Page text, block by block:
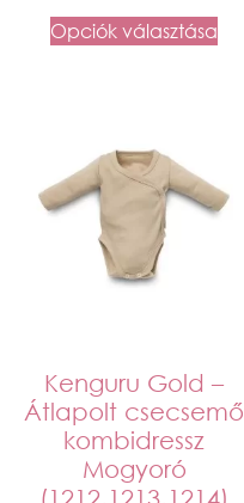
Opciók választása
Kenguru Gold –
Átlapolt csecsemő
kombidressz
Mogyoró
(1212,1213,1214)